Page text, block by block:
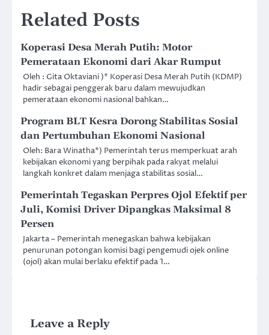
Related Posts
Koperasi Desa Merah Putih: Motor
Pemerataan Ekonomi dari Akar Rumput
Oleh : Gita Oktaviani )* Koperasi Desa Merah Putih (KDMP)
hadir sebagai penggerak baru dalam mewujudkan
pemerataan ekonomi nasional bahkan…
Program BLT Kesra Dorong Stabilitas Sosial
dan Pertumbuhan Ekonomi Nasional
Oleh: Bara Winatha*) Pemerintah terus memperkuat arah
kebijakan ekonomi yang berpihak pada rakyat melalui
langkah konkret dalam menjaga stabilitas sosial…
Pemerintah Tegaskan Perpres Ojol Efektif per
Juli, Komisi Driver Dipangkas Maksimal 8
Persen
Jakarta – Pemerintah menegaskan bahwa kebijakan
penurunan potongan komisi bagi pengemudi ojek online
(ojol) akan mulai berlaku efektif pada 1…
Leave a Reply